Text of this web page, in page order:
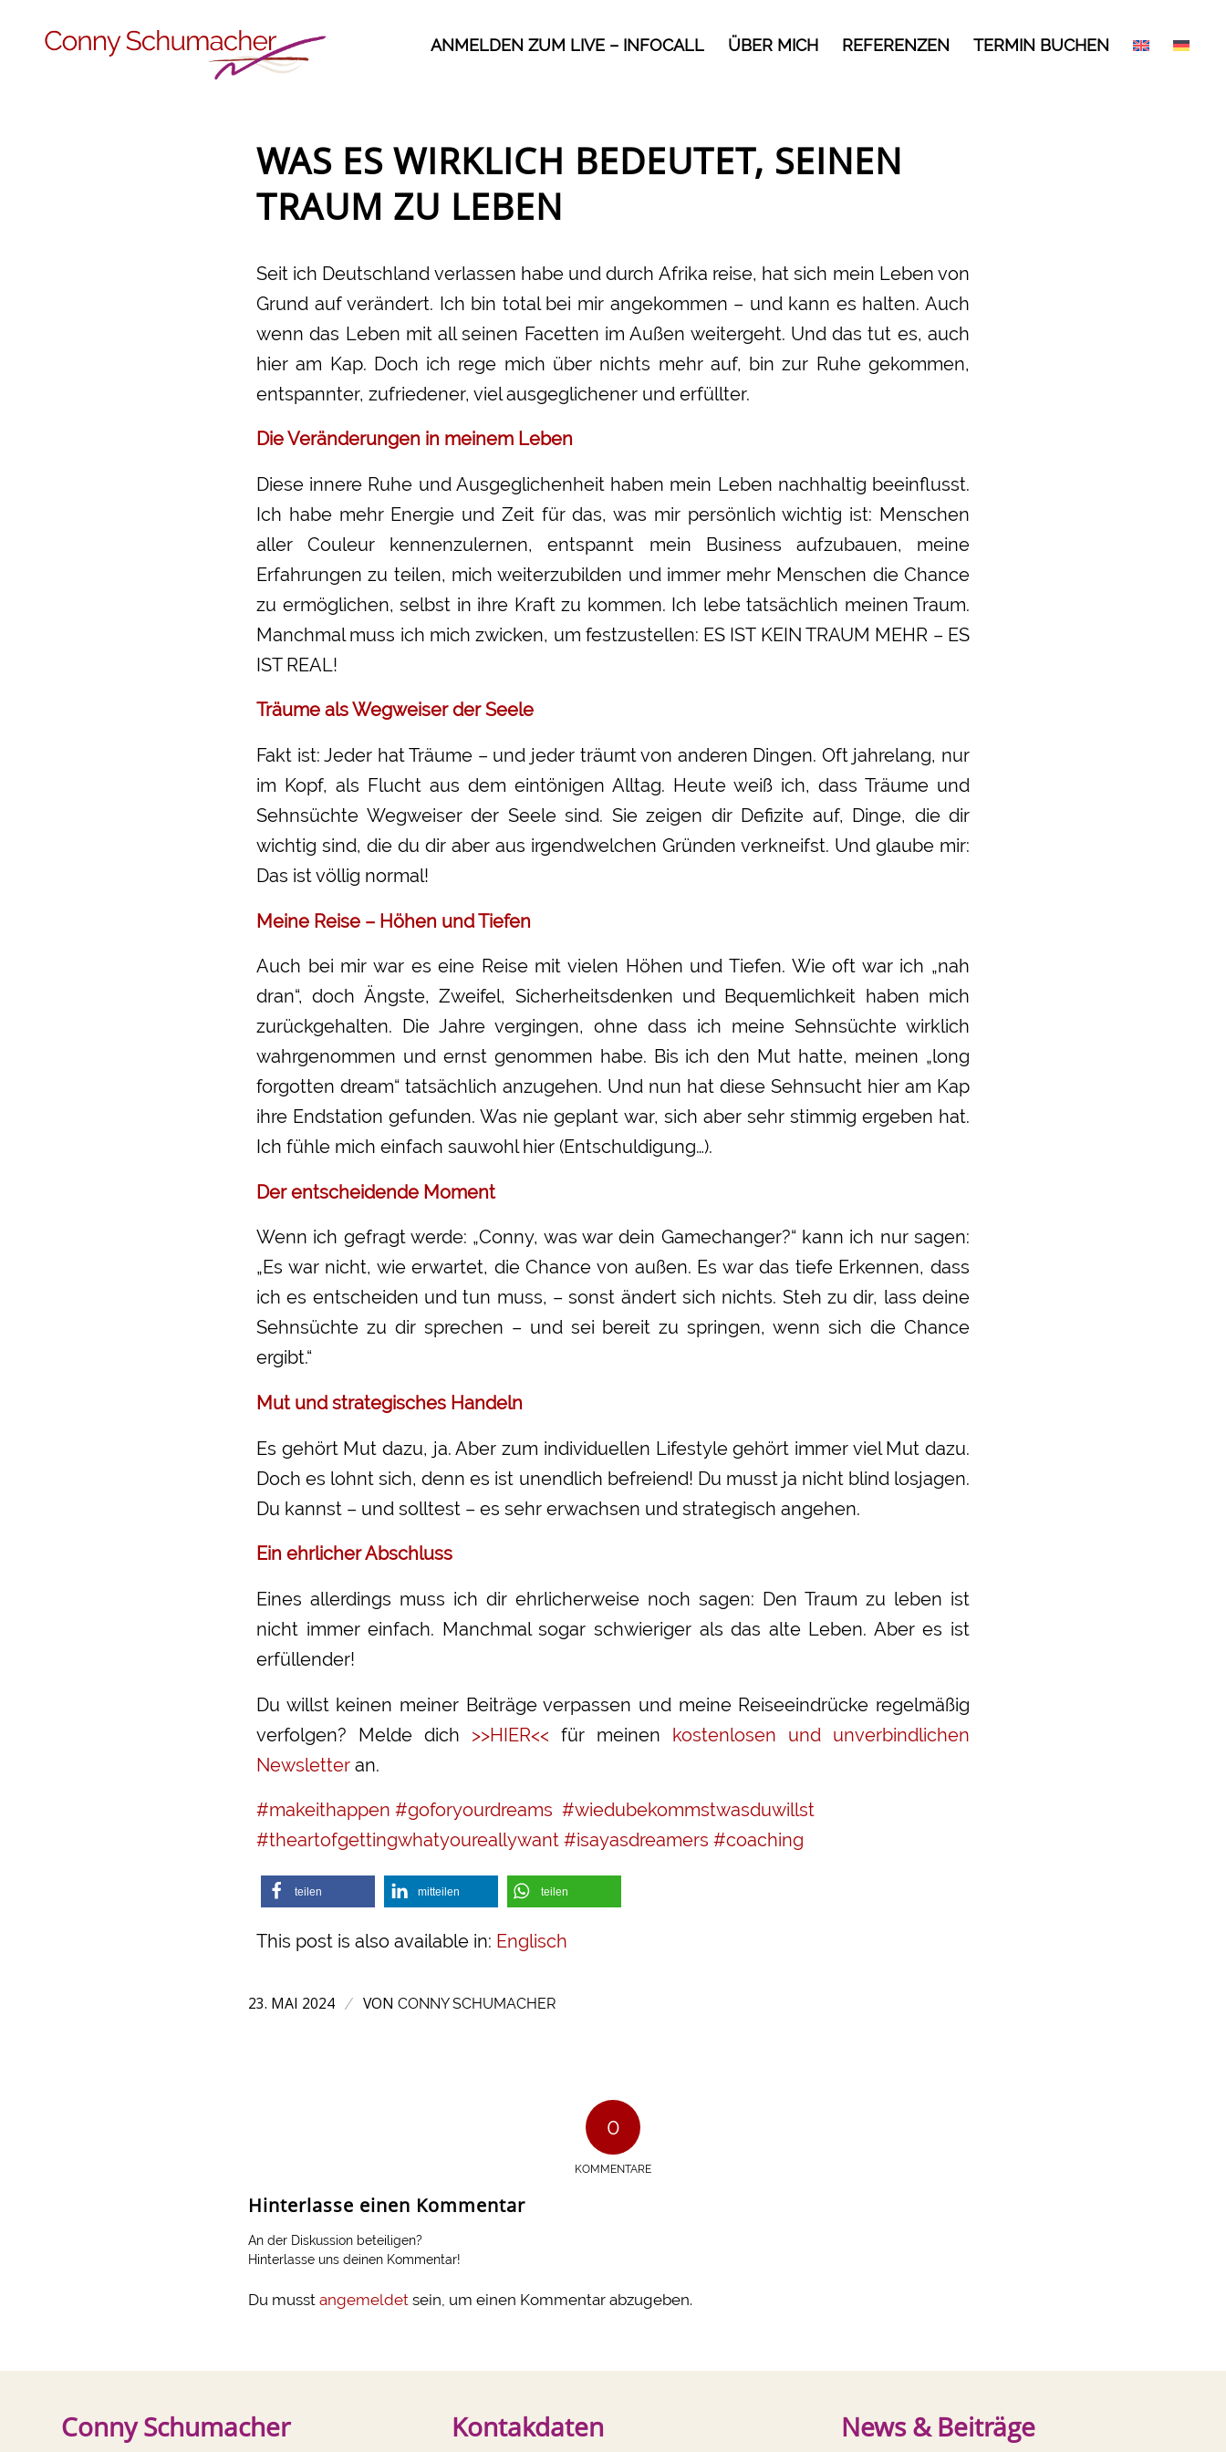
ANMELDEN ZUM LIVE – INFOCALL ÜBER MICH REFERENZEN TERMIN BUCHEN
WAS ES WIRKLICH BEDEUTET, SEINEN
TRAUM ZU LEBEN
Seit ich Deutschland verlassen habe und durch Afrika reise, hat sich mein Leben von
Grund auf verändert. Ich bin total bei mir angekommen – und kann es halten. Auch
wenn das Leben mit all seinen Facetten im Außen weitergeht. Und das tut es, auch
hier am Kap. Doch ich rege mich über nichts mehr auf, bin zur Ruhe gekommen,
entspannter, zufriedener, viel ausgeglichener und erfüllter.
Die Veränderungen in meinem Leben
Diese innere Ruhe und Ausgeglichenheit haben mein Leben nachhaltig beeinflusst.
Ich habe mehr Energie und Zeit für das, was mir persönlich wichtig ist: Menschen
aller Couleur kennenzulernen, entspannt mein Business aufzubauen, meine
Erfahrungen zu teilen, mich weiterzubilden und immer mehr Menschen die Chance
zu ermöglichen, selbst in ihre Kraft zu kommen. Ich lebe tatsächlich meinen Traum.
Manchmal muss ich mich zwicken, um festzustellen: ES IST KEIN TRAUM MEHR – ES
IST REAL!
Träume als Wegweiser der Seele
Fakt ist: Jeder hat Träume – und jeder träumt von anderen Dingen. Oft jahrelang, nur
im Kopf, als Flucht aus dem eintönigen Alltag. Heute weiß ich, dass Träume und
Sehnsüchte Wegweiser der Seele sind. Sie zeigen dir Defizite auf, Dinge, die dir
wichtig sind, die du dir aber aus irgendwelchen Gründen verkneifst. Und glaube mir:
Das ist völlig normal!
Meine Reise – Höhen und Tiefen
Auch bei mir war es eine Reise mit vielen Höhen und Tiefen. Wie oft war ich „nah
dran“, doch Ängste, Zweifel, Sicherheitsdenken und Bequemlichkeit haben mich
zurückgehalten. Die Jahre vergingen, ohne dass ich meine Sehnsüchte wirklich
wahrgenommen und ernst genommen habe. Bis ich den Mut hatte, meinen „long
forgotten dream“ tatsächlich anzugehen. Und nun hat diese Sehnsucht hier am Kap
ihre Endstation gefunden. Was nie geplant war, sich aber sehr stimmig ergeben hat.
Ich fühle mich einfach sauwohl hier (Entschuldigung…).
Der entscheidende Moment
Wenn ich gefragt werde: „Conny, was war dein Gamechanger?“ kann ich nur sagen:
„Es war nicht, wie erwartet, die Chance von außen. Es war das tiefe Erkennen, dass
ich es entscheiden und tun muss, – sonst ändert sich nichts. Steh zu dir, lass deine
Sehnsüchte zu dir sprechen – und sei bereit zu springen, wenn sich die Chance
ergibt.“
Mut und strategisches Handeln
Es gehört Mut dazu, ja. Aber zum individuellen Lifestyle gehört immer viel Mut dazu.
Doch es lohnt sich, denn es ist unendlich befreiend! Du musst ja nicht blind losjagen.
Du kannst – und solltest – es sehr erwachsen und strategisch angehen.
Ein ehrlicher Abschluss
Eines allerdings muss ich dir ehrlicherweise noch sagen: Den Traum zu leben ist
nicht immer einfach. Manchmal sogar schwieriger als das alte Leben. Aber es ist
erfüllender!
Du willst keinen meiner Beiträge verpassen und meine Reiseeindrücke regelmäßig
verfolgen? Melde dich >>HIER<< für meinen kostenlosen und unverbindlichen
Newsletter an.
#makeithappen #goforyourdreams #wiedubekommstwasduwillst
#theartofgettingwhatyoureallywant #isayasdreamers #coaching
teilen mitteilen teilen
This post is also available in: Englisch
23. MAI 2024 / VON CONNY SCHUMACHER
0
KOMMENTARE
Hinterlasse einen Kommentar
An der Diskussion beteiligen?
Hinterlasse uns deinen Kommentar!
Du musst angemeldet sein, um einen Kommentar abzugeben.
Conny Schumacher Kontakdaten News & Beiträge